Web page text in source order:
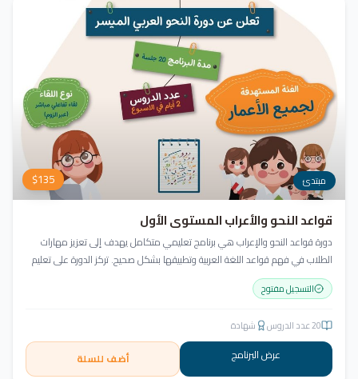
مبتدئ $135
قواعد النحو والأعراب المستوى الأول
دورة قواعد النحو والإعراب هي برنامج تعليمي متكامل يهدف إلى تعزيز مهارات
الطلاب في فهم قواعد اللغة العربية وتطبيقها بشكل صحيح. تركز الدورة على تعليم
أساسيات النحو بطريقة سهلة ومبسطة، مع مراعاة تنوع مستويات المتعلمين
واحتياجاتهم.
التسجيل مفتوح
20عدد الدروس شهادة
عرض البرنامج أضف للسلة